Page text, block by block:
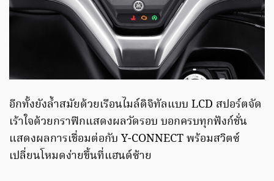
อีกทั้งยังล้ำสมัยด้วยเรือนไมล์ดิจิทัลแบบ LCD สปอร์ตจัด
เร้าใจด้วยกราฟิกแสดงผลวัดรอบ บอกครบทุกฟังก์ชั่น
แสดงผลการเชื่อมต่อกับ Y-CONNECT พร้อมสวิตซ์
เปลี่ยนโหมดง่ายขึ้นที่แฮนด์ซ้าย